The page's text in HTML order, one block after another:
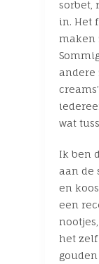
sorbet,
in. Het
maken
andere
wat
Ik ben
aan de
en
een
het